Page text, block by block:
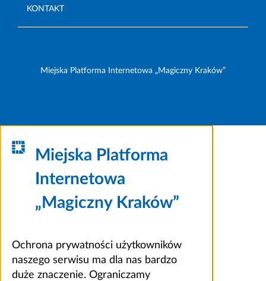
KONTAKT
Miejska Platforma Internetowa „Magiczny Kraków”
Miejska Platforma
Internetowa
„Magiczny Kraków”
Ochrona prywatności użytkowników
naszego serwisu ma dla nas bardzo
duże znaczenie. Ograniczamy